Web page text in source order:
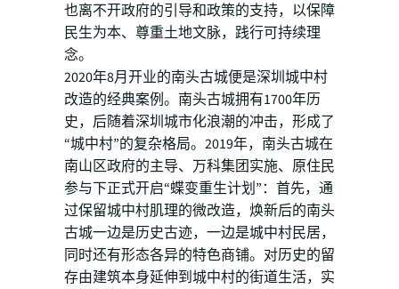
也离不开政府的引导和政策的支持，以保障
民生为本、尊重土地文脉，践行可持续理
念。
2020年8月开业的南头古城便是深圳城中村
改造的经典案例。南头古城拥有1700年历
史，后随着深圳城市化浪潮的冲击，形成了
“城中村”的复杂格局。2019年，南头古城在
南山区政府的主导、万科集团实施、原住民
参与下正式开启“蝶变重生计划”：首先，通
过保留城中村肌理的微改造，焕新后的南头
古城一边是历史古迹，一边是城中村民居，
同时还有形态各异的特色商铺。对历史的留
存由建筑本身延伸到城中村的街道生活，实